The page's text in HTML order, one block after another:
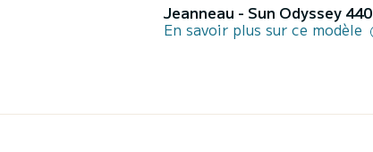
Jeanneau - Sun Odyssey 440
En savoir plus sur ce modèle